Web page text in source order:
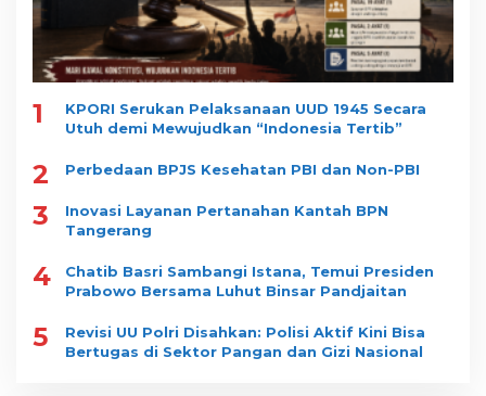
1
KPORI Serukan Pelaksanaan UUD 1945 Secara
Utuh demi Mewujudkan “Indonesia Tertib”
2 Perbedaan BPJS Kesehatan PBI dan Non-PBI
3
Inovasi Layanan Pertanahan Kantah BPN
Tangerang
4
Chatib Basri Sambangi Istana, Temui Presiden
Prabowo Bersama Luhut Binsar Pandjaitan
5
Revisi UU Polri Disahkan: Polisi Aktif Kini Bisa
Bertugas di Sektor Pangan dan Gizi Nasional